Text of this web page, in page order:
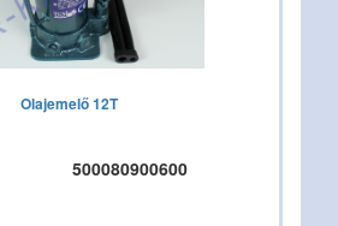
Olajemelő 12T
500080900600